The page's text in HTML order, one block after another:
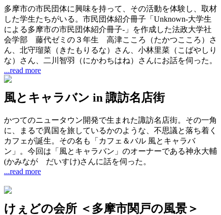
多摩市の市民団体に興味を持って、その活動を体験し、取材
した学生たちがいる。市民団体紹介冊子「Unknown-大学生
による多摩市の市民団体紹介冊子-」を作成した法政大学社
会学部 藤代ゼミの３年生 高津こころ（たかつこころ）さ
ん、北守瑠菜（きたもりるな）さん、小林里菜（こばやしり
な）さん、二川智羽（にかわちはね）さんにお話を伺った。
...read more
風とキャラバン in 諏訪名店街
かつてのニュータウン開発で生まれた諏訪名店街。その一角
に、まるで異国を旅しているかのような、不思議と落ち着く
カフェが誕生。その名も「カフェ＆バル 風とキャラバ
ン」。今回は「風とキャラバン」のオーナーである神永大輔
(かみなが だいすけ)さんに話を伺った。
...read more
けぇどの会所 ＜多摩市関戸の風景＞